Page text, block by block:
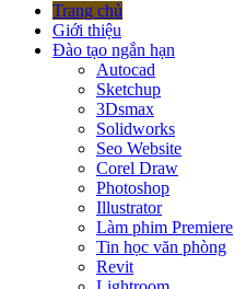
Trang chủ
Giới thiệu
Đào tạo ngắn hạn
Autocad
Sketchup
3Dsmax
Solidworks
Seo Website
Corel Draw
Photoshop
Illustrator
Làm phim Premiere
Tin học văn phòng
Revit